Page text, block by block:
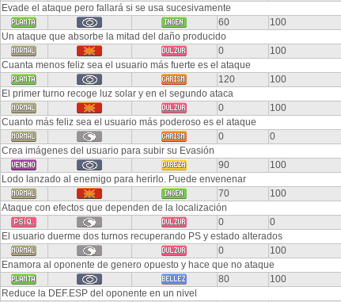
Evade el ataque pero fallará si se usa sucesivamente
60 100
Un ataque que absorbe la mitad del daño producido
0 100
Cuanta menos feliz sea el usuario más fuerte es el ataque
120 100
El primer turno recoge luz solar y en el segundo ataca
0 100
Cuanto más feliz sea el usuario más poderoso es el ataque
0 0
Crea imágenes del usuario para subir su Evasión
90 100
Lodo lanzado al enemigo para herirlo. Puede envenenar
70 100
Ataque con efectos que dependen de la localización
0 0
El usuario duerme dos turnos recuperando PS y estado alterados
0 100
Enamora al oponente de genero opuesto y hace que no ataque
80 100
Reduce la DEF.ESP del oponente en un nivel